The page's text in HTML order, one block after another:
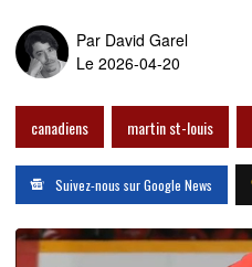
Par David Garel
Le 2026-04-20
canadiens martin st-louis
Suivez-nous sur Google News